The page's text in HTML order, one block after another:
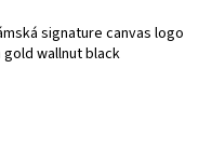
signature canvas logo
wallnut black